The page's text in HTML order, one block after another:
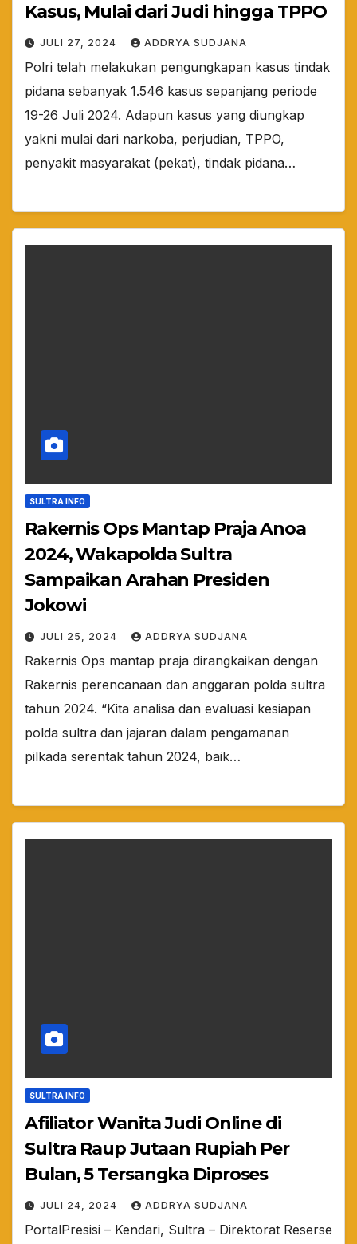
Kasus, Mulai dari Judi hingga TPPO
JULI 27, 2024 ADDRYA SUDJANA
Polri telah melakukan pengungkapan kasus tindak
pidana sebanyak 1.546 kasus sepanjang periode
19-26 Juli 2024. Adapun kasus yang diungkap
yakni mulai dari narkoba, perjudian, TPPO,
penyakit masyarakat (pekat), tindak pidana…
SULTRA INFO
Rakernis Ops Mantap Praja Anoa
2024, Wakapolda Sultra
Sampaikan Arahan Presiden
Jokowi
JULI 25, 2024 ADDRYA SUDJANA
Rakernis Ops mantap praja dirangkaikan dengan
Rakernis perencanaan dan anggaran polda sultra
tahun 2024. “Kita analisa dan evaluasi kesiapan
polda sultra dan jajaran dalam pengamanan
pilkada serentak tahun 2024, baik…
SULTRA INFO
Afiliator Wanita Judi Online di
Sultra Raup Jutaan Rupiah Per
Bulan, 5 Tersangka Diproses
JULI 24, 2024 ADDRYA SUDJANA
PortalPresisi – Kendari, Sultra – Direktorat Reserse